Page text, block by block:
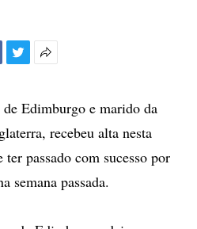
compartilhamento
Edimburgo e marido da
recebeu alta nesta
passado com sucesso por
semana passada.